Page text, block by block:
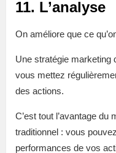
11. L’analyse
On améliore que ce
Une stratégie marketing
vous mettez
des actions.
C’est tout l’avantage
traditionnel : vous
performances de vos